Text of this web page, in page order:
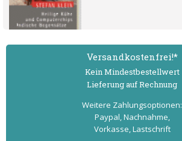
Versand­kostenfrei!*
Kein Mindest­bestell­wert
Lieferung auf Rechnung
Weitere Zahlungs­optionen:
Paypal, Nachnahme,
Vorkasse, Lastschrift